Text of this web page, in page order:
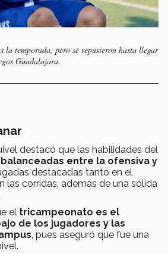
la temporada, pero se repusieron hasta llegar
Guadalajara.
destacó que las habilidades del
balanceadas entre la ofensiva y
destacadas tanto en el
las corridas, además de una sólida
el tricampeonato es el
de los jugadores y las
, pues aseguró que fue una